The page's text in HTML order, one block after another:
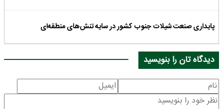
پایداری صنعت شیلات جنوب کشور در سایه تنش‌های منطقه‌ای
دیدگاه تان را بنویسید